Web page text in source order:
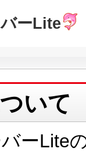
ーLite
いて
ーLite